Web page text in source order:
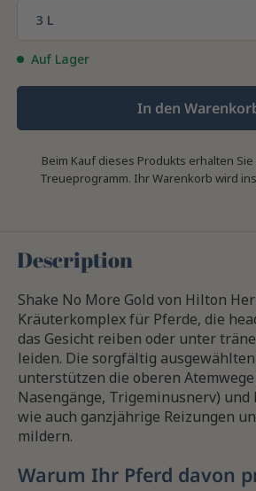
3 L
Auf Lager
In den
Beim Kauf dieses Produkts erhalten Sie
Treueprogramm. Ihr Warenkorb wird
Description
Shake No More Gold von Hilton
Kräuterkomplex für Pferde, die
das Gesicht reiben oder unter
leiden. Die sorgfältig
unterstützen die oberen
Nasengänge, Trigeminusnerv) und
wie auch ganzjährige Reizungen
mildern.
Warum Ihr Pferd davon